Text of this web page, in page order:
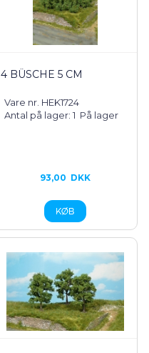
4 BÜSCHE 5 CM
Vare nr. HEK1724
Antal på lager: 1 På lager
93,00 DKK